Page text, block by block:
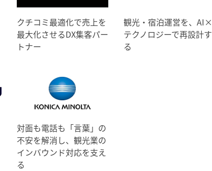
クチコミ最適化で売上を
最大化させるDX集客パー
トナー
観光・宿泊運営を、AI×
テクノロジーで再設計す
る
対面も電話も「言葉」の
不安を解消し、観光業の
インバウンド対応を支え
る